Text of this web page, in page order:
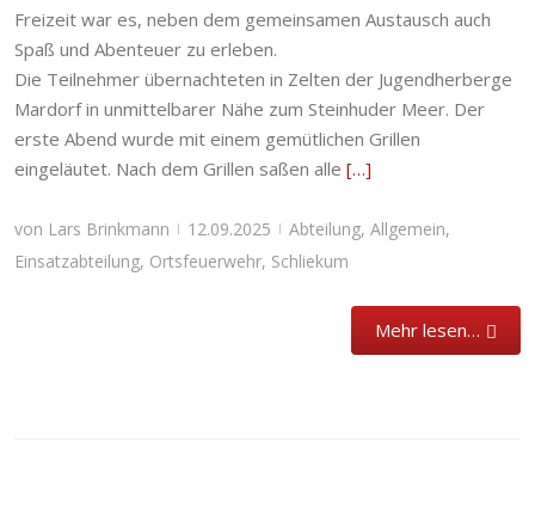
Freizeit war es, neben dem gemeinsamen Austausch auch
Spaß und Abenteuer zu erleben.
Die Teilnehmer übernachteten in Zelten der Jugendherberge
Mardorf in unmittelbarer Nähe zum Steinhuder Meer. Der
erste Abend wurde mit einem gemütlichen Grillen
eingeläutet. Nach dem Grillen saßen alle […]
von Lars Brinkmann | 12.09.2025 | Abteilung, Allgemein,
Einsatzabteilung, Ortsfeuerwehr, Schliekum
Mehr lesen…